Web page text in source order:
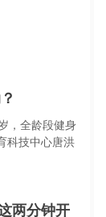
，全龄段健身
科技中心唐洪
两分钟开